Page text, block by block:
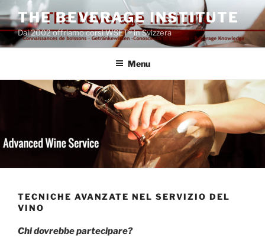
Salta
al
contenuto
THE BEVERAGE INSTITUTE
Dal 2002 offriamo corsi WSET® in Svizzera
Menu
TECNICHE AVANZATE NEL SERVIZIO DEL
VINO
Chi dovrebbe partecipare?